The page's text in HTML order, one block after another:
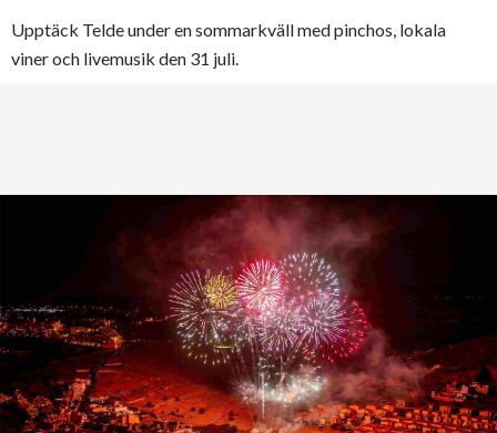
Upptäck Telde under en sommarkväll med pinchos, lokala
viner och livemusik den 31 juli.